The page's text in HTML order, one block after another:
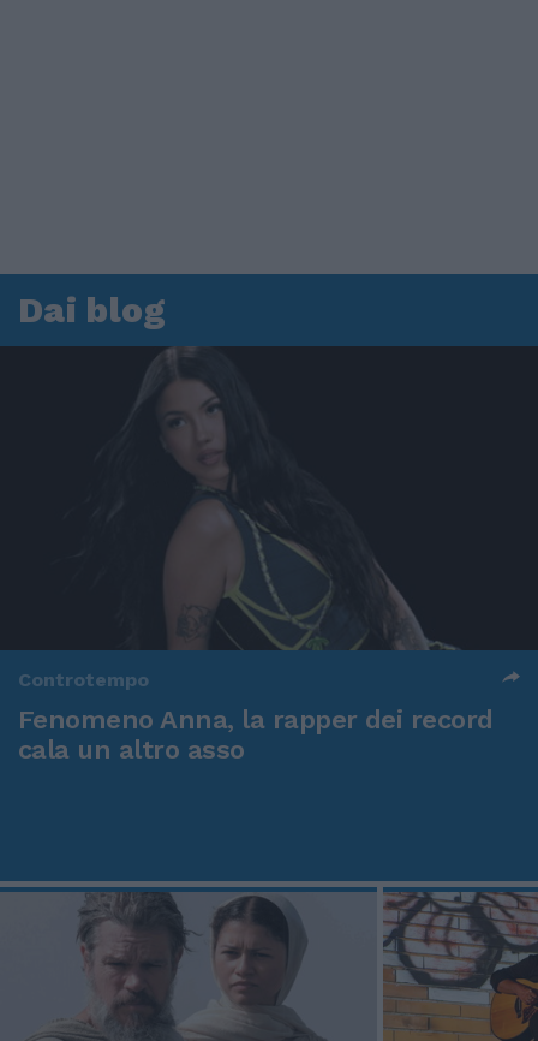
Dai blog
Controtempo
Fenomeno Anna, la rapper dei record
cala un altro asso